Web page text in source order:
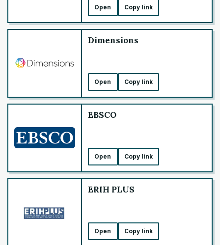
Open Copy link
Dimensions
Open Copy link
EBSCO
Open Copy link
ERIH PLUS
Open Copy link